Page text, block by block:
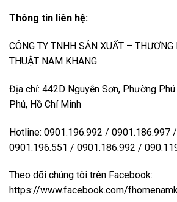
Thông tin liên hệ:
CÔNG TY TNHH SẢN XUẤT –
THUẬT NAM KHANG
Địa chỉ: 442D Nguyễn Sơn, Phường Phú
Phú, Hồ Chí Minh
Hotline: 0901.196.992 / 0901.186.997
0901.196.551 / 0901.186.992 /
Theo dõi chúng tôi trên Facebook:
https://www.facebook.com/